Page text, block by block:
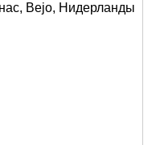
Bejo, Нидерланды